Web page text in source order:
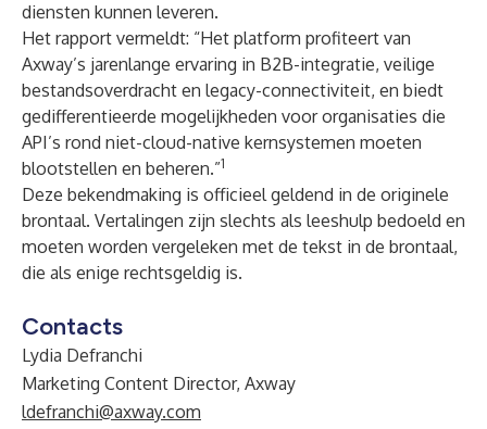
diensten kunnen leveren.
Het rapport vermeldt: “Het platform profiteert van
Axway’s jarenlange ervaring in B2B-integratie, veilige
bestandsoverdracht en legacy-connectiviteit, en biedt
gedifferentieerde mogelijkheden voor organisaties die
API’s rond niet-cloud-native kernsystemen moeten
blootstellen en beheren.”1
Deze bekendmaking is officieel geldend in de originele
brontaal. Vertalingen zijn slechts als leeshulp bedoeld en
moeten worden vergeleken met de tekst in de brontaal,
die als enige rechtsgeldig is.
Contacts
Lydia Defranchi
Marketing Content Director, Axway
ldefranchi@axway.com